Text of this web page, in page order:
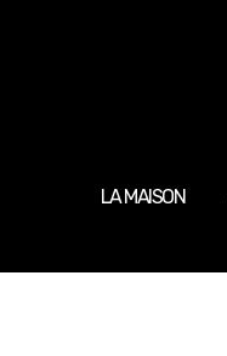
LA MAISON